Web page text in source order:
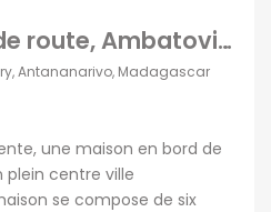
Maison en bord de route, Ambatovinaky
Antananarivo, Madagascar
une maison en bord de
plein centre ville
se compose de six